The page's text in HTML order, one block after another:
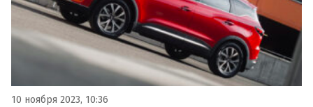
10 ноября 2023, 10:36